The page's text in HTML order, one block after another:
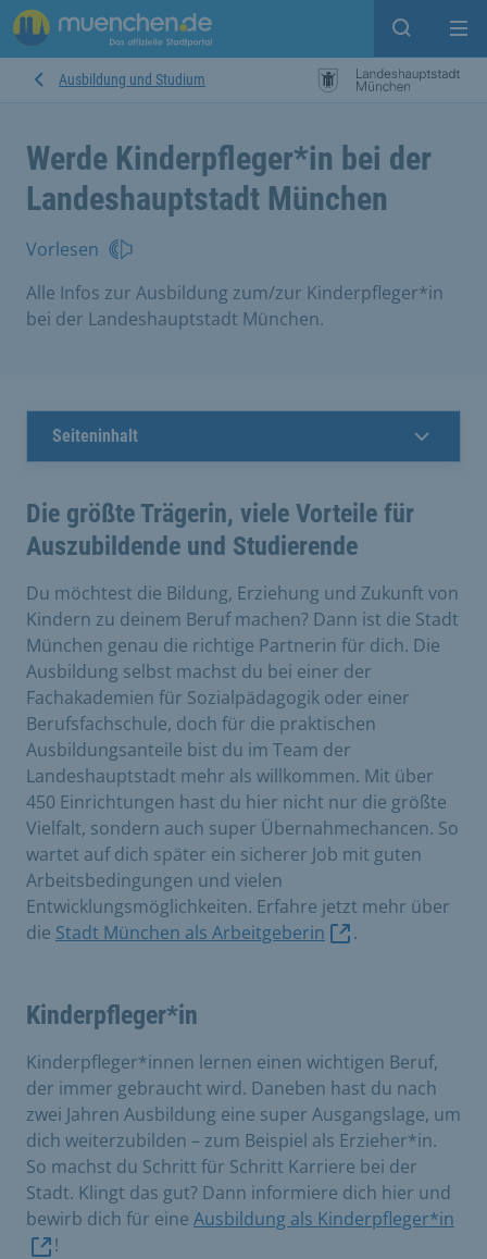
Suche
Ausbildung und Studium
Werde Kinderpfleger*in bei der
Landeshauptstadt München
Vorlesen
Alle Infos zur Ausbildung zum/zur Kinderpfleger*in
bei der Landeshauptstadt München.
Seiteninhalt
Die größte Trägerin, viele Vorteile für
Auszubildende und Studierende
Du möchtest die Bildung, Erziehung und Zukunft von
Kindern zu deinem Beruf machen? Dann ist die Stadt
München genau die richtige Partnerin für dich. Die
Ausbildung selbst machst du bei einer der
Fachakademien für Sozialpädagogik oder einer
Berufsfachschule, doch für die praktischen
Ausbildungsanteile bist du im Team der
Landeshauptstadt mehr als willkommen. Mit über
450 Einrichtungen hast du hier nicht nur die größte
Vielfalt, sondern auch super Übernahmechancen. So
wartet auf dich später ein sicherer Job mit guten
Arbeitsbedingungen und vielen
Entwicklungsmöglichkeiten. Erfahre jetzt mehr über
die Stadt München als Arbeitgeberin .
Kinderpfleger*in
Kinderpfleger*innen lernen einen wichtigen Beruf,
der immer gebraucht wird. Daneben hast du nach
zwei Jahren Ausbildung eine super Ausgangslage, um
dich weiterzubilden – zum Beispiel als Erzieher*in.
So machst du Schritt für Schritt Karriere bei der
Stadt. Klingt das gut? Dann informiere dich hier und
bewirb dich für eine Ausbildung als Kinderpfleger*in
!